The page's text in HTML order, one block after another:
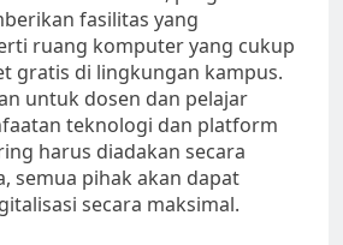
fasilitas yang
ruang komputer yang cukup
gratis di lingkungan kampus.
untuk dosen dan pelajar
teknologi dan platform
harus diadakan secara
semua pihak akan dapat
secara maksimal.